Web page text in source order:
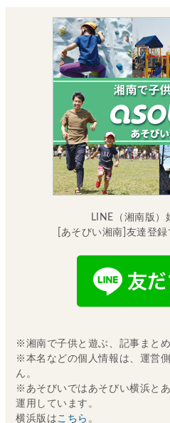
LINE（湘南版）
[あそびい湘南]友達登
※湘南で子供と遊ぶ、記事まと
※本名などの個人情報は、運営
ん。
※あそびいではあそびい横浜と
運用しています。
横浜版は こちら